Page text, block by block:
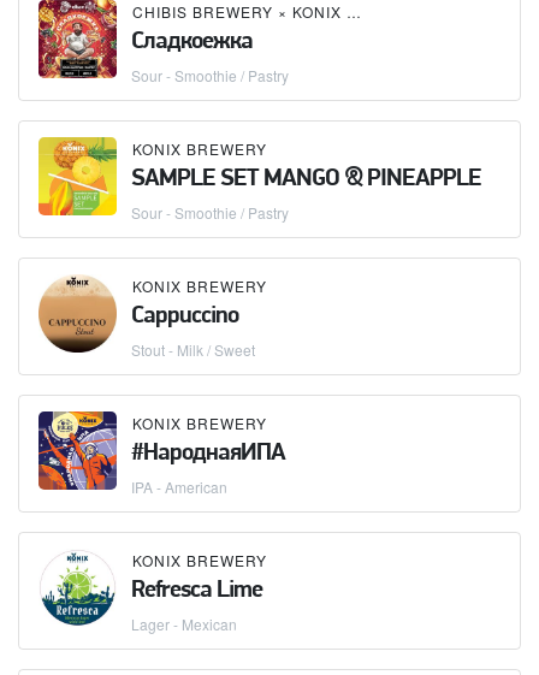
CHIBIS BREWERY × KONIX BREWERY
Сладкоежка
Sour - Smoothie / Pastry
KONIX BREWERY
SAMPLE SET MANGO & PINEAPPLE
Sour - Smoothie / Pastry
KONIX BREWERY
Cappuccino
Stout - Milk / Sweet
KONIX BREWERY
#НароднаяИПА
IPA - American
KONIX BREWERY
Refresca Lime
Lager - Mexican